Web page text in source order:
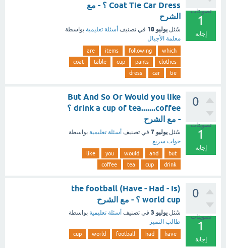
تصويتات
1
إجابة
Coat Tie Car Dress ؟ - مع
الشرح
سُئل يوليو 18 في تصنيف أسئلة تعليمية بواسطة
معلمة الأجيال
which
following
items
are
clothes
pants
cup
table
coat
tie
car
dress
0
تصويتات
1
إجابة
But And So Or Would you like
drink a cup of tea.......coffee ؟
- مع الشرح
سُئل يوليو 7 في تصنيف أسئلة تعليمية بواسطة
جواب سريع
but
and
would
you
like
drink
cup
tea
coffee
0
تصويتات
1
إجابة
(Have - Had - Is) the football
world cup ؟ - مع الشرح
سُئل يوليو 3 في تصنيف أسئلة تعليمية بواسطة
طالب التميز
have
had
football
world
cup